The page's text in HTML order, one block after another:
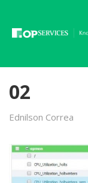
02
Ednilson Correa